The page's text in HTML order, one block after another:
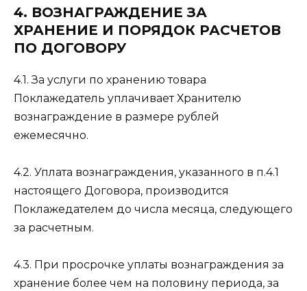
4. ВОЗНАГРАЖДЕНИЕ ЗА
ХРАНЕНИЕ И ПОРЯДОК РАСЧЕТОВ
ПО ДОГОВОРУ
4.1. За услуги по хранению товара
Поклажедатель уплачивает Хранителю
вознаграждение в размере рублей
ежемесячно.
4.2. Уплата вознаграждения, указанного в п.4.1
настоящего Договора, производится
Поклажедателем до числа месяца, следующего
за расчетным.
4.3. При просрочке уплаты вознаграждения за
хранение более чем на половину периода, за